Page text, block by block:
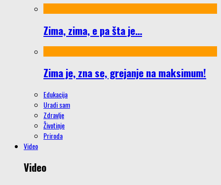
Zima, zima, e pa šta je…
Zima je, zna se, grejanje na maksimum!
Edukacija
Uradi sam
Zdravlje
Životinje
Priroda
Video
Video